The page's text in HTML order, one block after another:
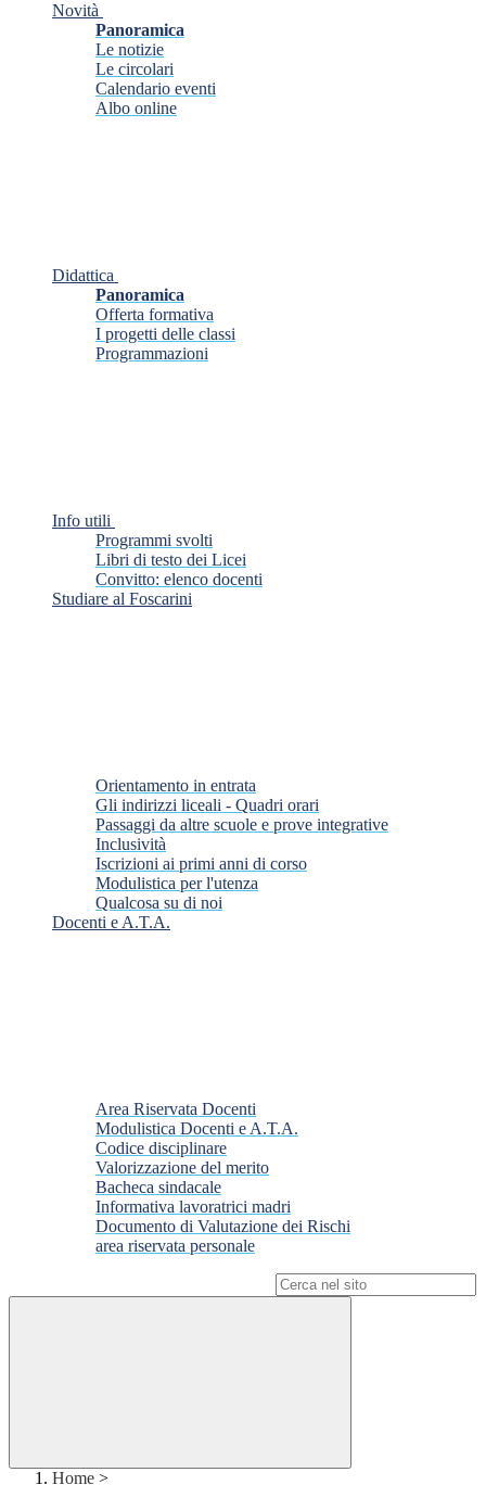
Novità
Panoramica
Le notizie
Le circolari
Calendario eventi
Albo online
Didattica
Panoramica
Offerta formativa
I progetti delle classi
Programmazioni
Info utili
Programmi svolti
Libri di testo dei Licei
Convitto: elenco docenti
Studiare al Foscarini
Orientamento in entrata
Gli indirizzi liceali - Quadri orari
Passaggi da altre scuole e prove integrative
Inclusività
Iscrizioni ai primi anni di corso
Modulistica per l'utenza
Qualcosa su di noi
Docenti e A.T.A.
Area Riservata Docenti
Modulistica Docenti e A.T.A.
Codice disciplinare
Valorizzazione del merito
Bacheca sindacale
Informativa lavoratrici madri
Documento di Valutazione dei Rischi
area riservata personale
Home >